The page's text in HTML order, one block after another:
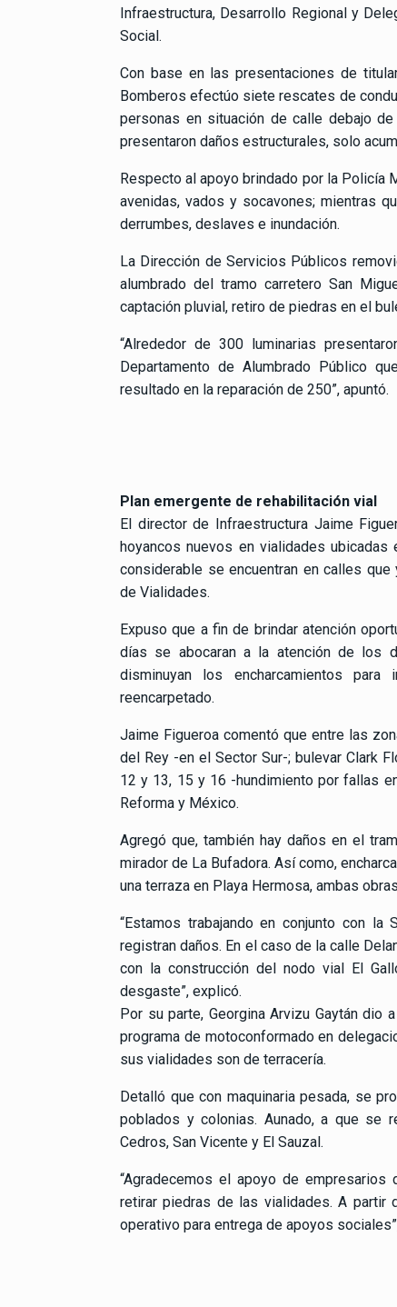
Infraestructura, Desarrollo Regional y
Social.
Con base en las presentaciones de
Bomberos efectúo siete rescates de
personas en situación de calle debajo
presentaron daños estructurales, solo
Respecto al apoyo brindado por la Policía
avenidas, vados y socavones; mientras
derrumbes, deslaves e inundación.
La Dirección de Servicios Públicos
alumbrado del tramo carretero San
captación pluvial, retiro de piedras en el
“Alrededor de 300 luminarias
Departamento de Alumbrado Público
resultado en la reparación de 250”, apuntó.
Plan emergente de rehabilitación vial
El director de Infraestructura Jaime
hoyancos nuevos en vialidades
considerable se encuentran en calles
de Vialidades.
Expuso que a fin de brindar atención
días se abocaran a la atención de los
disminuyan los encharcamientos
reencarpetado.
Jaime Figueroa comentó que entre las
del Rey -en el Sector Sur-; bulevar Clark
12 y 13, 15 y 16 -hundimiento por fallas
Reforma y México.
Agregó que, también hay daños en el
mirador de La Bufadora. Así como,
una terraza en Playa Hermosa, ambas
“Estamos trabajando en conjunto con la
registran daños. En el caso de la calle
con la construcción del nodo vial El
desgaste”, explicó.
Por su parte, Georgina Arvizu Gaytán dio
programa de motoconformado en
sus vialidades son de terracería.
Detalló que con maquinaria pesada, se
poblados y colonias. Aunado, a que se
Cedros, San Vicente y El Sauzal.
“Agradecemos el apoyo de empresarios
retirar piedras de las vialidades. A partir
operativo para entrega de apoyos